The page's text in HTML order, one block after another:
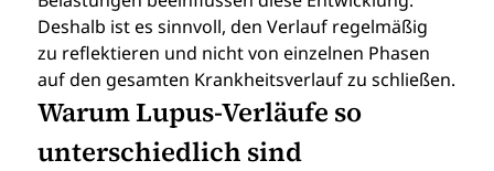
Deshalb ist es sinnvoll, den Verlauf regelmäßig
zu reflektieren und nicht von einzelnen Phasen
auf den gesamten Krankheitsverlauf zu schließen.
Warum Lupus-Verläufe so
unterschiedlich sind